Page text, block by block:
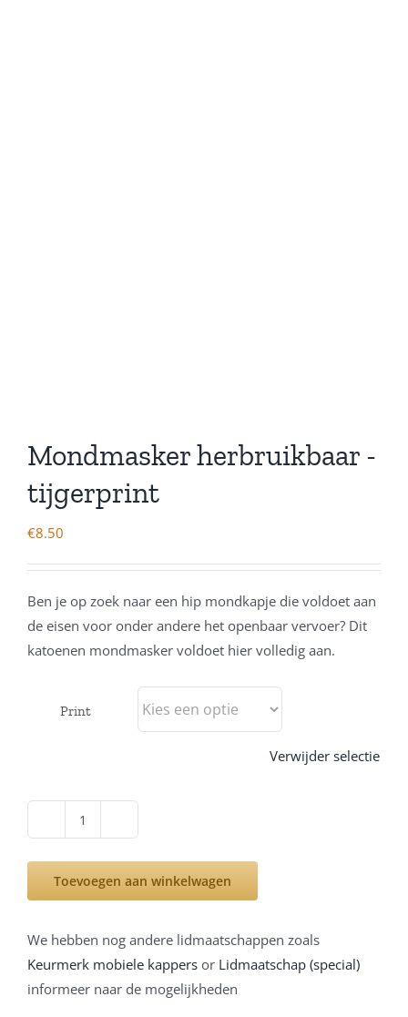
Mondmasker herbruikbaar -
tijgerprint
€8.50
Ben je op zoek naar een hip mondkapje die voldoet aan
de eisen voor onder andere het openbaar vervoer? Dit
katoenen mondmasker voldoet hier volledig aan.
Print
Verwijder selectie
Mondmasker
-
tijgerprint
Toevoegen aan winkelwagen
We hebben nog andere lidmaatschappen zoals
Keurmerk mobiele kappers or Lidmaatschap (special)
informeer naar de mogelijkheden